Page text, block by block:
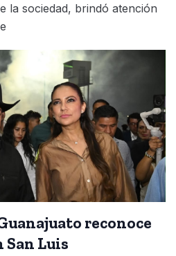
la sociedad, brindó atención
reconoce
Luis